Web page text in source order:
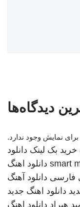
دیدگاه‌ها
نمایش وجود ندارد.
خرید بک لینک دانلود
smart دانلود اهنگ
فارسی دانلود آهنگ
دانلود اهنگ جدید
هیراد دانلود اهنگ